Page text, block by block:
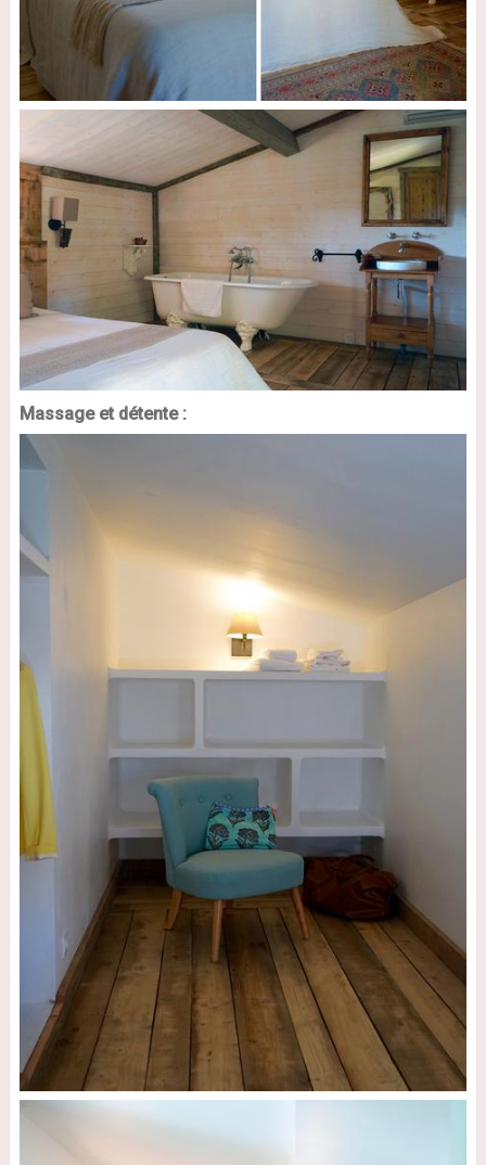
Massage et détente :